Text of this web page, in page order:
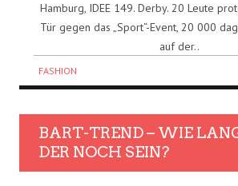
Hamburg, IDEE 149. Derby. 20 Leute
Tür gegen das „Sport“-Event, 20 000
auf der..
FASHION
BART-TREND – WIE
DER NOCH SEIN?